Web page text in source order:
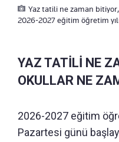
Yaz tatili ne zaman
2026-2027 eğitim öğretim
YAZ TATİLİ NE
OKULLAR NE
2026-2027 eğitim
Pazartesi günü